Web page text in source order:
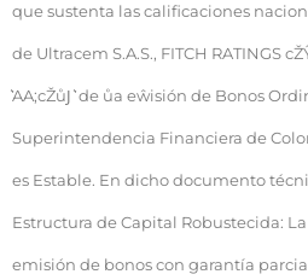
que sustenta las calificaciones
de Ultracem S.A.S., FITCH RATINGS
͛AA;cŽůͿ ͛ de ůa eŵisión de Bonos
Superintendencia Financiera de
es Estable. En dicho documento
Estructura de Capital Robustecida:
emisión de bonos con garantía